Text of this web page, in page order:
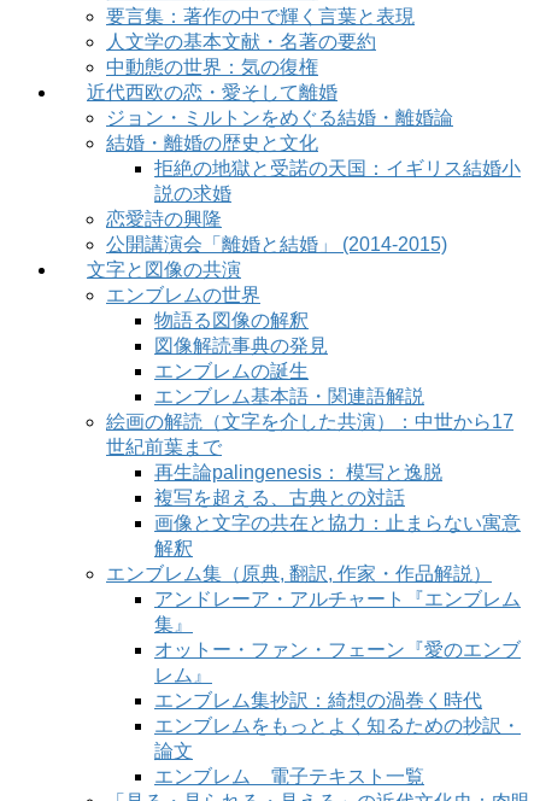
要言集：著作の中で輝く言葉と表現
人文学の基本文献・名著の要約
中動態の世界：気の復権
近代西欧の恋・愛そして離婚
ジョン・ミルトンをめぐる結婚・離婚論
結婚・離婚の歴史と文化
拒絶の地獄と受諾の天国：イギリス結婚小
説の求婚
恋愛詩の興隆
公開講演会「離婚と結婚」 (2014-2015)
文字と図像の共演
エンブレムの世界
物語る図像の解釈
図像解読事典の発見
エンブレムの誕生
エンブレム基本語・関連語解説
絵画の解読（文字を介した共演）：中世から17
世紀前葉まで
再生論palingenesis： 模写と逸脱
複写を超える、古典との対話
画像と文字の共在と協力：止まらない寓意
解釈
エンブレム集（原典, 翻訳, 作家・作品解説）
アンドレーア・アルチャート『エンブレム
集』
オットー・ファン・フェーン『愛のエンブ
レム』
エンブレム集抄訳：綺想の渦巻く時代
エンブレムをもっとよく知るための抄訳・
論文
エンブレム 電子テキスト一覧